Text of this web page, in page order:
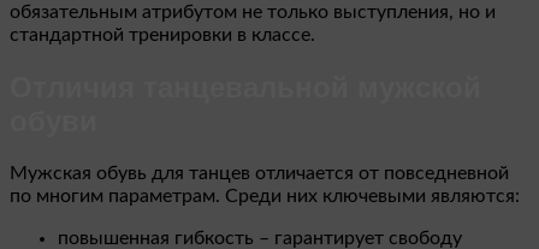
обязательным атрибутом не только выступления, но и
стандартной тренировки в классе.
Мужская обувь для танцев отличается от повседневной
по многим параметрам. Среди них ключевыми являются:
повышенная гибкость – гарантирует свободу